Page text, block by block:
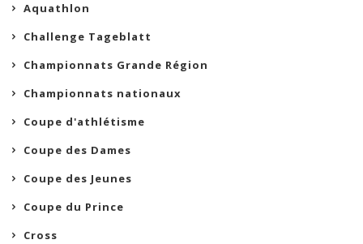
Aquathlon
Challenge Tageblatt
Championnats Grande Région
Championnats nationaux
Coupe d'athlétisme
Coupe des Dames
Coupe des Jeunes
Coupe du Prince
Cross